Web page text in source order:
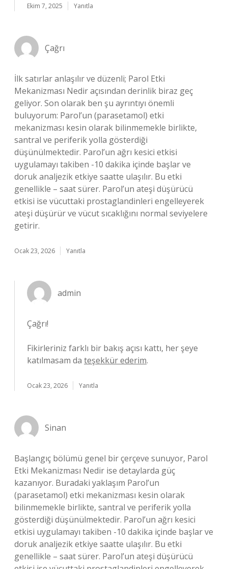
Ekim 7, 2025 Yanıtla
Çağrı
İlk satırlar anlaşılır ve düzenli; Parol Etki
Mekanizması Nedir açısından derinlik biraz geç
geliyor. Son olarak ben şu ayrıntıyı önemli
buluyorum: Parol’un (parasetamol) etki
mekanizması kesin olarak bilinmemekle birlikte,
santral ve periferik yolla gösterdiği
düşünülmektedir. Parol’un ağrı kesici etkisi
uygulamayı takiben -10 dakika içinde başlar ve
doruk analjezik etkiye saatte ulaşılır. Bu etki
genellikle – saat sürer. Parol’un ateşi düşürücü
etkisi ise vücuttaki prostaglandinleri engelleyerek
ateşi düşürür ve vücut sıcaklığını normal seviyelere
getirir.
Ocak 23, 2026 Yanıtla
admin
Çağrı!
Fikirleriniz farklı bir bakış açısı kattı, her şeye
katılmasam da teşekkür ederim.
Ocak 23, 2026 Yanıtla
Sinan
Başlangıç bölümü genel bir çerçeve sunuyor, Parol
Etki Mekanizması Nedir ise detaylarda güç
kazanıyor. Buradaki yaklaşım Parol’un
(parasetamol) etki mekanizması kesin olarak
bilinmemekle birlikte, santral ve periferik yolla
gösterdiği düşünülmektedir. Parol’un ağrı kesici
etkisi uygulamayı takiben -10 dakika içinde başlar ve
doruk analjezik etkiye saatte ulaşılır. Bu etki
genellikle – saat sürer. Parol’un ateşi düşürücü